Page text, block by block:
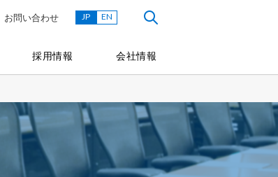
採用情報 会社情報
お問い合わせ JP EN